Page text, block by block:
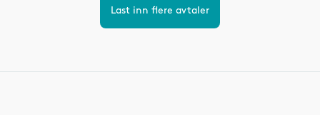
Last inn flere avtaler